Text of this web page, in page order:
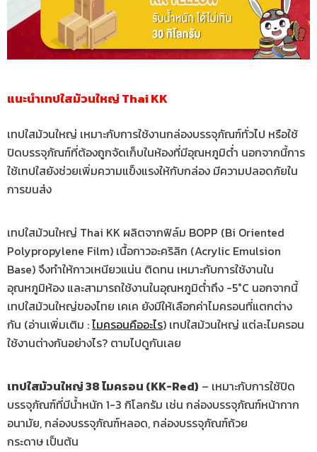
แนะนำเทปใสม้วนใหญ่ Thai KK
เทปใสม้วนใหญ่ เหมาะกับการใช้งานกล่องบรรจุภัณฑ์ทั่วไป หรือใช้
ปิดบรรจุภัณฑ์ที่ต้องถูกจัดเก็บในห้องที่มีอุณหภูมิต่ำ นอกจากนี้การ
ใช้เทปใสยังช่วยเพิ่มความแข็งแรงให้กับกล่อง มีความปลอดภัยใน
การขนส่ง
เทปใสม้วนใหญ่ Thai KK ผลิตจากฟิล์ม BOPP (Bi Oriented
Polypropylene Film) เนื้อกาวอะคริลิก (Acrylic Emulsion
Base) จึงทำให้กาวเหนียวแน่น ติดทน เหมาะกับการใช้งานใน
อุณหภูมิห้อง และสามารถใช้งานในอุณหภูมิต่ำถึง -5°C นอกจากนี้
เทปใสม้วนใหญ่ของไทย เคเค ยังมีให้เลือกค่าไมครอนที่แตกต่าง
กัน (อ่านเพิ่มเติม :ไมครอนคืออะไร) เทปใสม้วนใหญ่ แต่ละไมครอน
ใช้งานต่างกันอย่างไร? ตามไปดูกันเลย
เทปใสม้วนใหญ่ 38 ไมครอน (KK-Red) – เหมาะกับการใช้ปิด
บรรจุภัณฑ์ที่มีน้ำหนัก 1-3 กิโลกรัม เช่น กล่องบรรจุภัณฑ์หน้ากาก
อนามัย, กล่องบรรจุภัณฑ์หลอด, กล่องบรรจุภัณฑ์ถ้วย
กระดาษ เป็นต้น